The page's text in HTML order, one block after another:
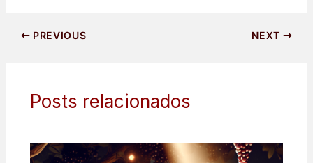
PREVIOUS NEXT
Posts relacionados